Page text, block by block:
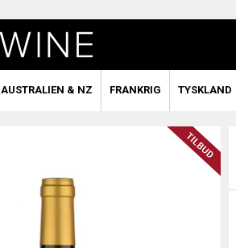
AUSTRALIEN & NZ FRANKRIG TYSKLAND